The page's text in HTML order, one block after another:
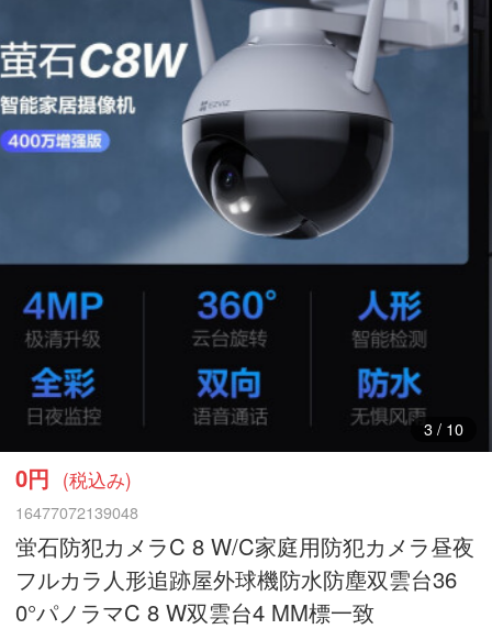
3/ 10
0円 (税込み)
16477072139048
蛍石防犯カメラC 8 W/C家庭用防犯カメラ昼夜
フルカラ人形追跡屋外球機防水防塵双雲台36
0°パノラマC 8 W双雲台4 MM標一致